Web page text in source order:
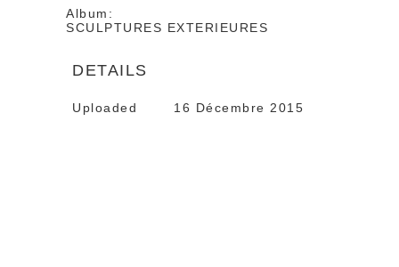
Album:
SCULPTURES EXTERIEURES
DETAILS
Uploaded 16 Décembre 2015